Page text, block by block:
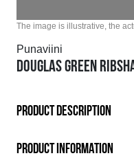
The image is illustrative, the
Punaviini
DOUGLAS GREEN
PRODUCT DESCRIPTION
PRODUCT INFORMATION